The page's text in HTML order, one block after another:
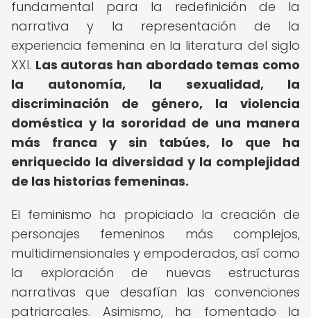
fundamental para la redefinición de la
narrativa y la representación de la
experiencia femenina en la literatura del siglo
XXI. Las autoras han abordado temas como
la autonomía, la sexualidad, la
discriminación de género, la violencia
doméstica y la sororidad de una manera
más franca y sin tabúes, lo que ha
enriquecido la diversidad y la complejidad
de las historias femeninas.
El feminismo ha propiciado la creación de
personajes femeninos más complejos,
multidimensionales y empoderados, así como
la exploración de nuevas estructuras
narrativas que desafían las convenciones
patriarcales. Asimismo, ha fomentado la